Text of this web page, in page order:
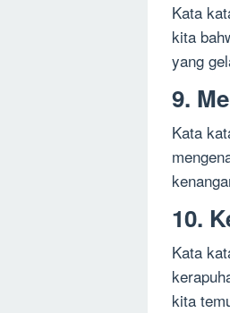
Kata
kita
yang
9.
Kata
10.
Kata
kita